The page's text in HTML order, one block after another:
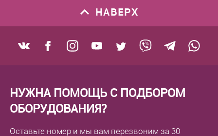
НАВЕРХ
НУЖНА ПОМОЩЬ С ПОДБОРОМ
ОБОРУДОВАНИЯ?
Оставьте номер и мы вам перезвоним за 30